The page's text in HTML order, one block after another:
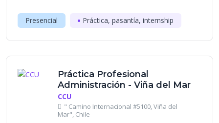
Presencial Práctica, pasantía, internship
Práctica Profesional
Administración - Viña del Mar
CCU
" Camino Internacional #5100, Viña del
Mar", Chile